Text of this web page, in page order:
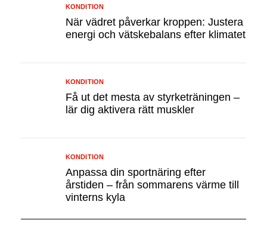
När vädret påverkar kroppen: Justera
energi och vätskebalans efter klimatet
KONDITION
Få ut det mesta av styrketräningen –
lär dig aktivera rätt muskler
KONDITION
Anpassa din sportnäring efter
årstiden – från sommarens värme till
vinterns kyla
KONDITION